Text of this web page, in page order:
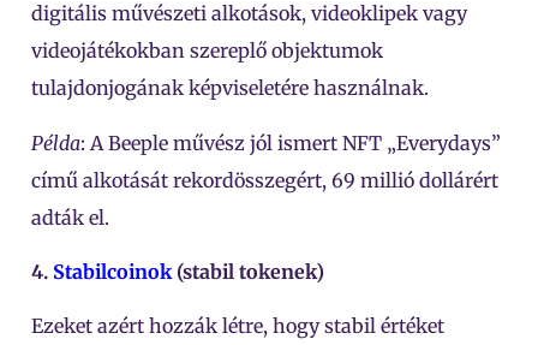
digitális művészeti alkotások, videoklipek vagy
videojátékokban szereplő objektumok
tulajdonjogának képviseletére használnak.
Példa: A Beeple művész jól ismert NFT „Everydays”
című alkotását rekordösszegért, 69 millió dollárért
adták el.
4. Stabilcoinok (stabil tokenek)
Ezeket azért hozzák létre, hogy stabil értéket